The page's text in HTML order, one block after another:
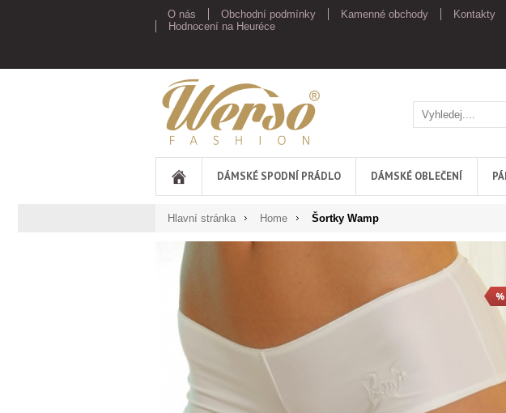
O nás Obchodní podmínky Kamenné obchody Kontakty
Hodnocení na Heuréce
Werso
DÁMSKÉ SPODNÍ PRÁDLO DÁMSKÉ OBLEČENÍ
Hlavní stránka Home Šortky Wamp